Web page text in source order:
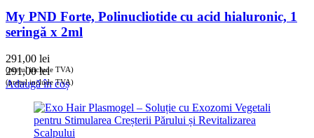
My PND Forte, Polinucliotide cu acid hialuronic, 1
seringă x 2ml
291,00 lei
(prețul include TVA)
291,00lei
(prețul include TVA)
Adaugă în coș